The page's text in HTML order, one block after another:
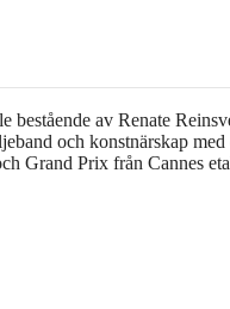
bestående av Renate
och konstnärskap
Grand Prix från Cannes